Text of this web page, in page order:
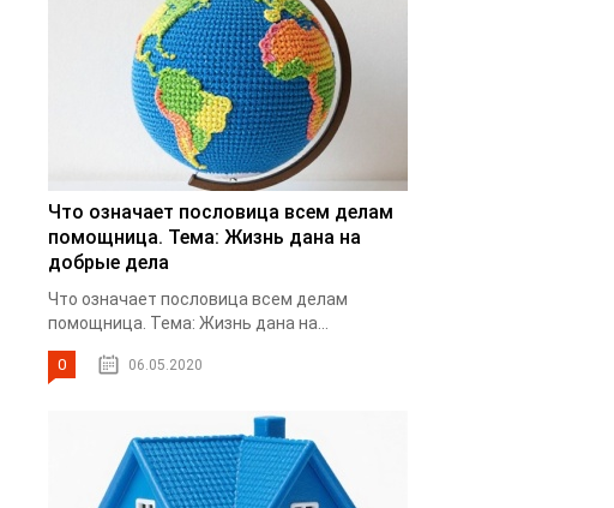
Что означает пословица всем делам
помощница. Тема: Жизнь дана на
добрые дела
Что означает пословица всем делам
помощница. Тема: Жизнь дана на...
0 06.05.2020